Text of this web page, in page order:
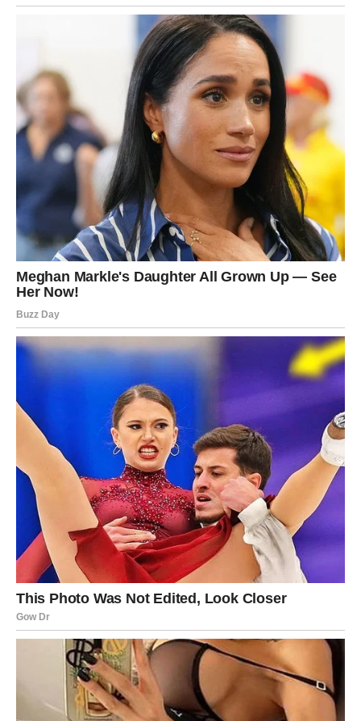
mnogo toga stoji, da se planovi menjaju, da ih ljudi ne
razumeju dovoljno ili da se od njih očekuje više nego što
trenutno mogu da pruže. Međutim, sada dolazi energija
pomeranja. Mnogi pripadnici ovog znaka osetiće kao da
im se vraća lakoća, inspiracija i ona posebna nada koju
samo oni umeju da nose kada osete da dolaze bolji dani.
Na ljubavnom planu ovo može biti veoma lep period.
Slobodni Blizanci mogu upoznati osobu koja ih
intelektualno privlači, zabavlja i inspiriše. Oni koji su u
vezi mogu doživeti lep preokret u odnosu, više bliskosti,
više razumevanja i osećaj da partner konačno pokazuje
ono što Blizanci žele da osete.
kontakte, ideje i realizaciju nečega što je dugo bilo samo
plan. Blizanci sada treba da prate znakove, jer ono što
dolazi može biti mnogo važnije nego što trenutno izgleda.
Rak
Rak ulazi u period pojačanih emocija i unutrašnjih uvida.
Ovo je vreme kada će osećati mnogo toga duboko, možda
čak i jače nego obično. Neki Rakovi će razmišljati o
prošlosti, o ljudima koje nisu zaboravili, o odnosima koji
su ih obeležili, ali i o sopstvenim granicama. Ipak, iako
ovaj period donosi osećajnost, on donosi i važno
sazrevanje.
Na ljubavnom planu mogući su veoma iskreni razgovori.
Rakovi koji su u vezi mogu sa partnerom otvoriti teme
koje su dugo bile pod tepihom. To neće biti lako, ali može
biti lekovito. Slobodni Rakovi mogu privući osobu koja im
prilazi nežno, iskreno i bez maski, a to je upravo ono što